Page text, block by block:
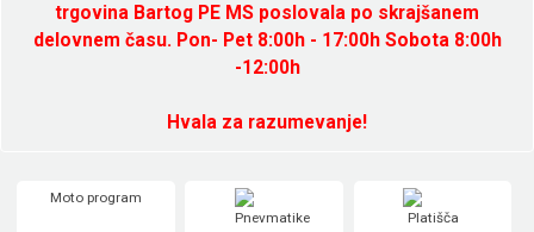
trgovina Bartog PE MS poslovala po skrajšanem
delovnem času. Pon- Pet 8:00h - 17:00h Sobota 8:00h
-12:00h
Hvala za razumevanje!
Moto program